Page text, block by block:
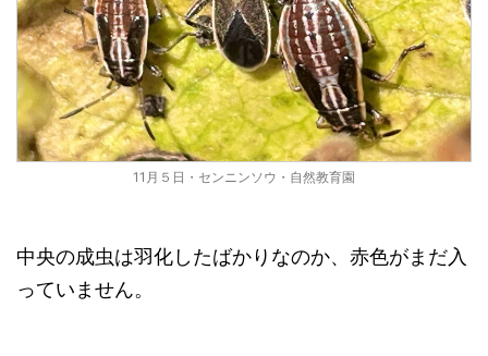
11月５日・センニンソウ・自然教育園
中央の成虫は羽化したばかりなのか、赤色がまだ入
っていません。